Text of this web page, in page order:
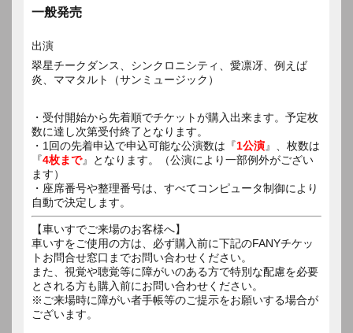
一般発売
出演
翠星チークダンス、シンクロニシティ、愛凛冴、例えば
炎、ママタルト（サンミュージック）
・受付開始から先着順でチケットが購入出来ます。予定枚
数に達し次第受付終了となります。
・1回の先着申込で申込可能な公演数は『1公演』、枚数は
『4枚まで』となります。（公演により一部例外がござい
ます）
・座席番号や整理番号は、すべてコンピュータ制御により
自動で決定します。
【車いすでご来場のお客様へ】
車いすをご使用の方は、必ず購入前に下記のFANYチケッ
トお問合せ窓口までお問い合わせください。
また、視覚や聴覚等に障がいのある方で特別な配慮を必要
とされる方も購入前にお問い合わせください。
※ご来場時に障がい者手帳等のご提示をお願いする場合が
ございます。